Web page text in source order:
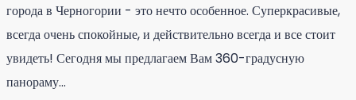
города в Черногории - это нечто особенное. Суперкрасивые,
всегда очень спокойные, и действительно всегда и все стоит
увидеть! Сегодня мы предлагаем Вам 360-градусную
панораму...